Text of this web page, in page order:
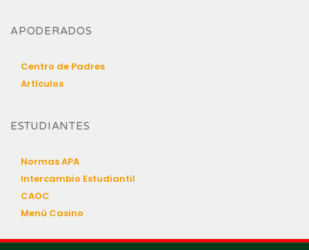
APODERADOS
Centro de Padres
Artículos
ESTUDIANTES
Normas APA
Intercambio Estudiantil
CAOC
Menú Casino